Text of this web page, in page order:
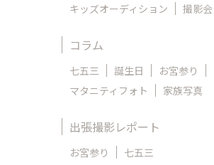
キッズオーディション 撮影会
コラム
七五三 誕生日 お宮参り
マタニティフォト
家族写真
出張撮影レポート
お宮参り 七五三